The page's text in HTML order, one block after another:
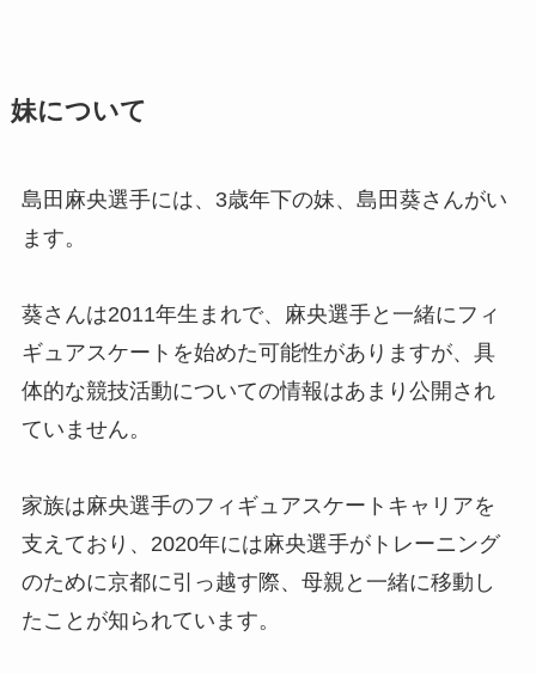
妹について
島田麻央選手には、3歳年下の妹、島田葵さんがい
ます。
葵さんは2011年生まれで、麻央選手と一緒にフィ
ギュアスケートを始めた可能性がありますが、具
体的な競技活動についての情報はあまり公開され
ていません。
家族は麻央選手のフィギュアスケートキャリアを
支えており、2020年には麻央選手がトレーニング
のために京都に引っ越す際、母親と一緒に移動し
たことが知られています。